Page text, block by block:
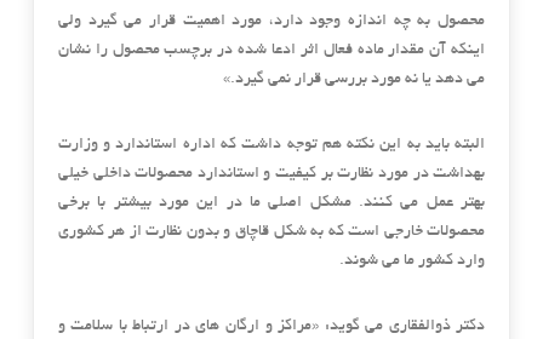
محصول به چه اندازه وجود دارد، مورد اهمیت قرار می گیرد ولی
اینکه آن مقدار ماده فعال اثر ادعا شده در برچسب محصول را نشان
می دهد یا نه مورد بررسی قرار نمی گیرد.»
البته باید به این نکته هم توجه داشت که اداره استاندارد و وزارت
بهداشت در مورد نظارت بر کیفیت و استاندارد محصولات داخلی خیلی
بهتر عمل می کنند. مشکل اصلی ما در این مورد بیشتر با برخی
محصولات خارجی است که به شکل قاچاق و بدون نظارت از هر کشوری
وارد کشور ما می شوند.
دکتر ذوالفقاری می گوید: «مراکز و ارگان های در ارتباط با سلامت و